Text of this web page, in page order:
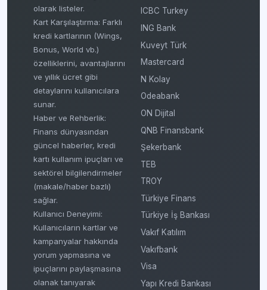
olarak listeler.
Kart Karşılaştırma: Farklı
kredi kartlarının (Wings,
Bonus, World vb.)
özelliklerini, avantajlarını
ve yıllık ücret gibi
detaylarını kullanıcılara
sunar.
Haber ve Rehberlik:
Finans dünyasından
güncel haberler, kredi
kartı kullanım ipuçları ve
sektörel bilgilendirmeler
(makale/haber bazlı)
sağlar.
Kullanıcı Deneyimi:
Kullanıcıların kartlar ve
kampanyalar hakkında
yorum yapmasına ve
ipuçlarını paylaşmasına
olanak tanıyarak
ICBC Turkey
ING Bank
Kuveyt Türk
Mastercard
N Kolay
Odeabank
ON Dijital
QNB Finansbank
Şekerbank
TEB
TROY
Türkiye Finans
Türkiye İş Bankası
Vakıf Katılım
Vakıfbank
Visa
Yapı Kredi Bankası